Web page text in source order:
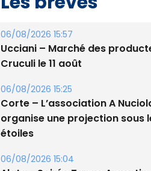
Les brèves
06/08/2026 15:57
Cruculi le 11 août
06/08/2026 15:25
Corte – L’association A Nuciola
étoiles